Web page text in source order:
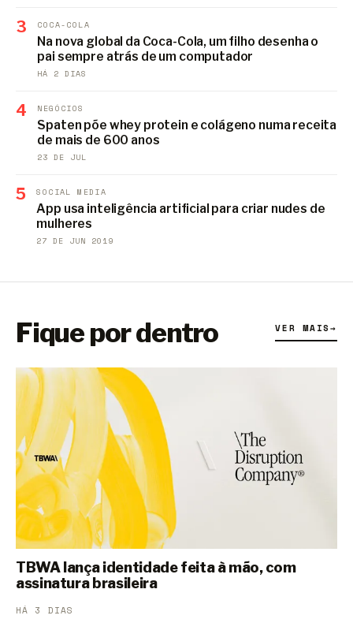
3 COCA-COLA
Na nova global da Coca-Cola, um filho desenha o
pai sempre atrás de um computador
HÁ 2 DIAS
4 NEGÓCIOS
Spaten põe whey protein e colágeno numa receita
de mais de 600 anos
23 DE JUL
5 SOCIAL MEDIA
App usa inteligência artificial para criar nudes de
mulheres
27 DE JUN 2019
Fique por dentro VER MAIS→
TBWA lança identidade feita à mão, com
assinatura brasileira
HÁ 3 DIAS